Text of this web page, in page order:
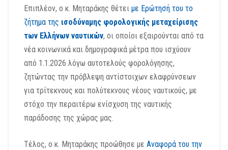
Επιπλέον, ο κ. Μηταράκης θέτει με Ερώτησή του το
ζήτημα της ισοδύναμης φορολογικής μεταχείρισης
των Ελλήνων ναυτικών, οι οποίοι εξαιρούνται από τα
νέα κοινωνικά και δημογραφικά μέτρα που ισχύουν
από 1.1.2026 λόγω αυτοτελούς φορολόγησης,
ζητώντας την πρόβλεψη αντίστοιχων ελαφρύνσεων
για τρίτεκνους και πολύτεκνους νέους ναυτικούς, με
στόχο την περαιτέρω ενίσχυση της ναυτικής
παράδοσης της χώρας μας.
Τέλος, ο κ. Μηταράκης προώθησε με Αναφορά του την